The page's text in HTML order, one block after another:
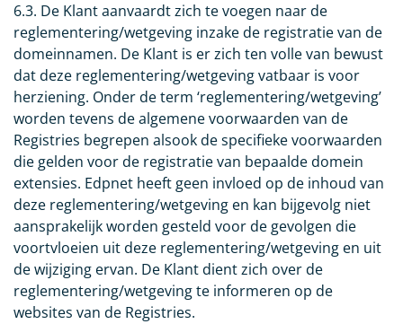
6.3. De Klant aanvaardt zich te voegen naar de
reglementering/wetgeving inzake de registratie van de
domeinnamen. De Klant is er zich ten volle van bewust
dat deze reglementering/wetgeving vatbaar is voor
herziening. Onder de term ‘reglementering/wetgeving’
worden tevens de algemene voorwaarden van de
Registries begrepen alsook de specifieke voorwaarden
die gelden voor de registratie van bepaalde domein
extensies. Edpnet heeft geen invloed op de inhoud van
deze reglementering/wetgeving en kan bijgevolg niet
aansprakelijk worden gesteld voor de gevolgen die
voortvloeien uit deze reglementering/wetgeving en uit
de wijziging ervan. De Klant dient zich over de
reglementering/wetgeving te informeren op de
websites van de Registries.